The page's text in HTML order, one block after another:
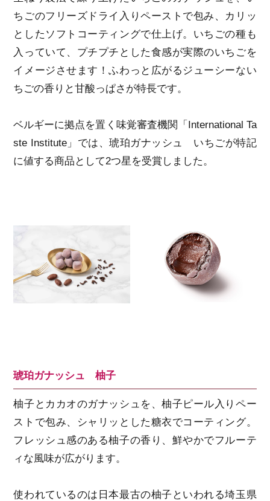
ちごのフリーズドライ入りペーストで包み、カリッ
としたソフトコーティングで仕上げ。いちごの種も
入っていて、プチプチとした食感が実際のいちごを
イメージさせます！ふわっと広がるジューシーない
ちごの香りと甘酸っぱさが特長です。
ベルギーに拠点を置く味覚審査機関「International Ta
ste Institute」では、琥珀ガナッシュ いちごが特記
に値する商品として2つ星を受賞しました。
琥珀ガナッシュ 柚子
柚子とカカオのガナッシュを、柚子ピール入りペー
ストで包み、シャリッとした糖衣でコーティング。
フレッシュ感のある柚子の香り、鮮やかでフルーテ
ィな風味が広がります。
使われているのは日本最古の柚子といわれる埼玉県